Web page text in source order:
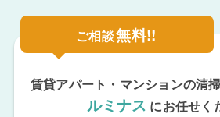
ご相談無料!!
賃貸アパート・マンションの清
ルミナス にお任せく